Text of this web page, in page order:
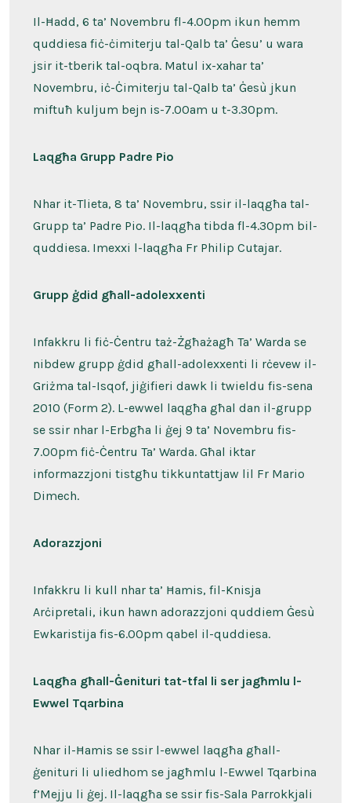
Il-Ħadd, 6 ta’ Novembru fl-4.00pm ikun hemm
quddiesa fiċ-ċimiterju tal-Qalb ta’ Ġesu’ u wara
jsir it-tberik tal-oqbra. Matul ix-xahar ta’
Novembru, iċ-Ċimiterju tal-Qalb ta’ Ġesù jkun
miftuħ kuljum bejn is-7.00am u t-3.30pm.
Laqgħa Grupp Padre Pio
Nhar it-Tlieta, 8 ta’ Novembru, ssir il-laqgħa tal-
Grupp ta’ Padre Pio. Il-laqgħa tibda fl-4.30pm bil-
quddiesa. Imexxi l-laqgħa Fr Philip Cutajar.
Grupp ġdid għall-adolexxenti
Infakkru li fiċ-Ċentru taż-Żgħażagħ Ta’ Warda se
nibdew grupp ġdid għall-adolexxenti li rċevew il-
Griżma tal-Isqof, jiġifieri dawk li twieldu fis-sena
2010 (Form 2). L-ewwel laqgħa għal dan il-grupp
se ssir nhar l-Erbgħa li ġej 9 ta’ Novembru fis-
7.00pm fiċ-Ċentru Ta’ Warda. Għal iktar
informazzjoni tistgħu tikkuntattjaw lil Fr Mario
Dimech.
Adorazzjoni
Infakkru li kull nhar ta’ Ħamis, fil-Knisja
Arċipretali, ikun hawn adorazzjoni quddiem Ġesù
Ewkaristija fis-6.00pm qabel il-quddiesa.
Laqgħa għall-Ġenituri tat-tfal li ser jagħmlu l-
Ewwel Tqarbina
Nhar il-Ħamis se ssir l-ewwel laqgħa għall-
ġenituri li uliedhom se jagħmlu l-Ewwel Tqarbina
f’Mejju li ġej. Il-laqgħa se ssir fis-Sala Parrokkjali